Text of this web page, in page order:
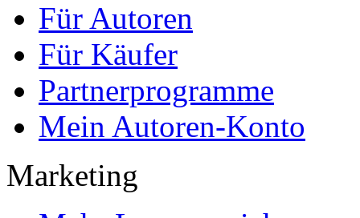
Für Autoren
Für Käufer
Partnerprogramme
Mein Autoren-Konto
Marketing